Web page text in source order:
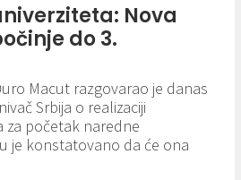
Nova
do 3.
Macut razgovarao je danas
Srbija o realizaciji
početak naredne
je konstatovano da će ona